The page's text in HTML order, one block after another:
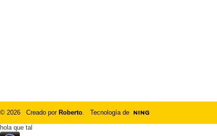
© 2026 Creado por Roberto. Tecnología de
hola que tal